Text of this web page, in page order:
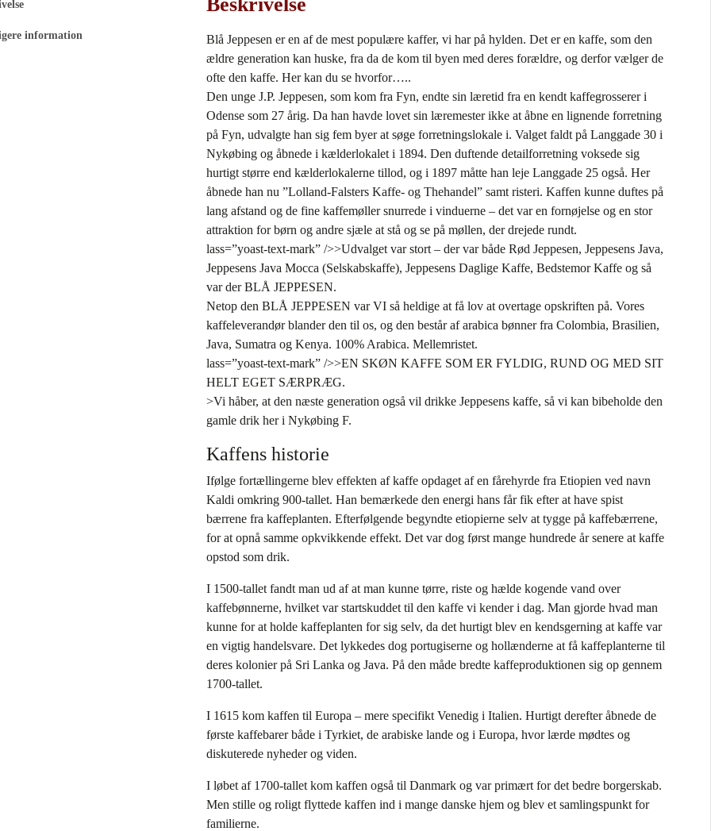
information
Blå Jeppesen er en af de mest populære kaffer, vi har på hylden. Det er en kaffe, som den
ældre generation kan huske, fra da de kom til byen med deres forældre, og derfor vælger de
ofte den kaffe. Her kan du se hvorfor…..
Den unge J.P. Jeppesen, som kom fra Fyn, endte sin læretid fra en kendt kaffegrosserer i
Odense som 27 årig. Da han havde lovet sin læremester ikke at åbne en lignende forretning
på Fyn, udvalgte han sig fem byer at søge forretningslokale i. Valget faldt på Langgade 30 i
Nykøbing og åbnede i kælderlokalet i 1894. Den duftende detailforretning voksede sig
hurtigt større end kælderlokalerne tillod, og i 1897 måtte han leje Langgade 25 også. Her
åbnede han nu ”Lolland-Falsters Kaffe- og Thehandel” samt risteri. Kaffen kunne duftes på
lang afstand og de fine kaffemøller snurrede i vinduerne – det var en fornøjelse og en stor
attraktion for børn og andre sjæle at stå og se på møllen, der drejede rundt.
lass=”yoast-text-mark” />>Udvalget var stort – der var både Rød Jeppesen, Jeppesens Java,
Jeppesens Java Mocca (Selskabskaffe), Jeppesens Daglige Kaffe, Bedstemor Kaffe og så
var der BLÅ JEPPESEN.
Netop den BLÅ JEPPESEN var VI så heldige at få lov at overtage opskriften på. Vores
kaffeleverandør blander den til os, og den består af arabica bønner fra Colombia, Brasilien,
Java, Sumatra og Kenya. 100% Arabica. Mellemristet.
lass=”yoast-text-mark” />>EN SKØN KAFFE SOM ER FYLDIG, RUND OG MED SIT
HELT EGET SÆRPRÆG.
>Vi håber, at den næste generation også vil drikke Jeppesens kaffe, så vi kan bibeholde den
gamle drik her i Nykøbing F.
Kaffens historie
Ifølge fortællingerne blev effekten af kaffe opdaget af en fårehyrde fra Etiopien ved navn
Kaldi omkring 900-tallet. Han bemærkede den energi hans får fik efter at have spist
bærrene fra kaffeplanten. Efterfølgende begyndte etiopierne selv at tygge på kaffebærrene,
for at opnå samme opkvikkende effekt. Det var dog først mange hundrede år senere at kaffe
opstod som drik.
I 1500-tallet fandt man ud af at man kunne tørre, riste og hælde kogende vand over
kaffebønnerne, hvilket var startskuddet til den kaffe vi kender i dag. Man gjorde hvad man
kunne for at holde kaffeplanten for sig selv, da det hurtigt blev en kendsgerning at kaffe var
en vigtig handelsvare. Det lykkedes dog portugiserne og hollænderne at få kaffeplanterne til
deres kolonier på Sri Lanka og Java. På den måde bredte kaffeproduktionen sig op gennem
1700-tallet.
I 1615 kom kaffen til Europa – mere specifikt Venedig i Italien. Hurtigt derefter åbnede de
første kaffebarer både i Tyrkiet, de arabiske lande og i Europa, hvor lærde mødtes og
diskuterede nyheder og viden.
I løbet af 1700-tallet kom kaffen også til Danmark og var primært for det bedre borgerskab.
Men stille og roligt flyttede kaffen ind i mange danske hjem og blev et samlingspunkt for
familierne.